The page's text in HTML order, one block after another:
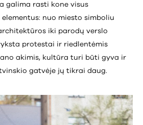
galima rasti kone visus
nuo miesto simboliu
iki parodų verslo
protestai ir riedlentėmis
akimis, kultūra turi būti gyva ir
gatvėje jų tikrai daug.